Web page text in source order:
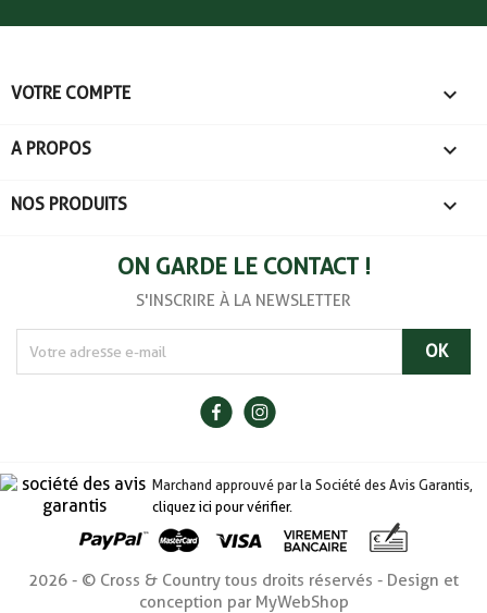
VOTRE COMPTE 
A PROPOS 
NOS PRODUITS 
ON GARDE LE CONTACT !
S'INSCRIRE À LA NEWSLETTER
Marchand approuvé par la Société des Avis Garantis,
cliquez ici pour vérifier.
2026 - © Cross & Country tous droits réservés - Design et
conception par MyWebShop